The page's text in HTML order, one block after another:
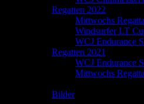
Regatten 2022
Mittwochs
Windsurfer LT
WCJ Endurance
Regatten 2021
WCJ Endurance
Mittwochs
Bilder